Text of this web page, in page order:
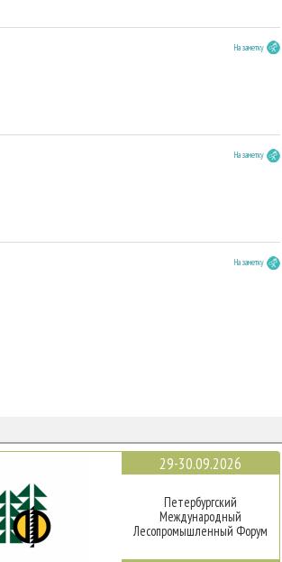
На заметку
На заметку
На заметку
29-30.09.2026
Петербургский
Международный
Лесопромышленный Форум